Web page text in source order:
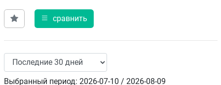
сравнить
Выбранный период: 2026-07-10 / 2026-08-09